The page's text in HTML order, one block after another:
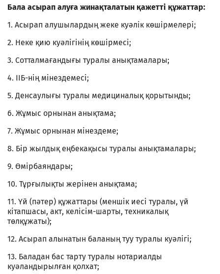
Бала асырап алуға жинақталатын қажетті құжаттар:
1. Асырап алушылардың жеке куәлік көшірмелері;
2. Неке қию куәлігінің көшірмесі;
3. Сотталмағандығы туралы анықтамалары;
4. ІІБ-нің мінездемесі;
5. Денсаулығы туралы медициналық қорытынды;
6. Жұмыс орнынан анықтама;
7. Жұмыс орнынан мінездеме;
8. Бір жылдық еңбекақысы туралы анықтамалары;
9. Өмірбаяндары;
10. Тұрғылықты жерінен анықтама;
11. Үй (пәтер) құжаттары (меншік иесі туралы, үй
кітапшасы, акт, келісім-шарты, техникалық
төлқұжаты);
12. Асырап алынатын баланың туу туралы куәлігі;
13. Баладан бас тарту туралы нотариалды
куәландырылған қолхат;